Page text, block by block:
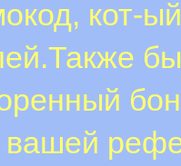
кот-
вашей